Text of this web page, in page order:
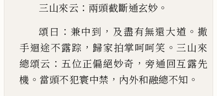
三山來云 ： 兩頭截斷通玄妙 。
頌曰 ： 兼中到 ， 及盡有無還大道 。 撒
手迴途不露踪 ， 歸家拍掌呵呵笑 。 三山來
總頌云 ： 五位正偏絕妙奇 ， 旁通回互露先
機 。 當頭不犯寰中禁 ， 內外和融總不知 。